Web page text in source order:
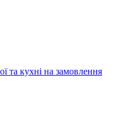
та кухні на замовлення